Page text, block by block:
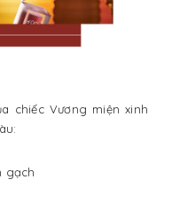
chiếc Vương miện xinh
gạch